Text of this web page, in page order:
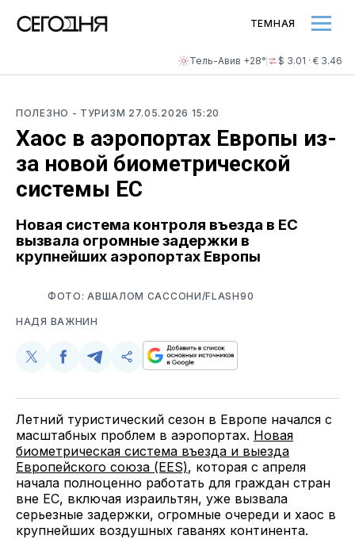
Тель-Авив +28° $ 3.01 · € 3.46
ТЕМНАЯ
ПОЛЕЗНО - ТУРИЗМ 27.05.2026 15:20
Хаос в аэропортах Европы из-
за новой биометрической
системы ЕС
Новая система контроля въезда в ЕС
вызвала огромные задержки в
крупнейших аэропортах Европы
ФОТО: АВШАЛОМ САССОНИ/FLASH90
НАДЯ ВАЖНИН
Поделиться
Twitter
Поделиться
Facebook
Поделиться
Telegram
Скопируйте
поделитесь
ссылкой
Летний туристический сезон в Европе начался с
масштабных проблем в аэропортах. Новая
биометрическая система въезда и выезда
Европейского союза (EES), которая с апреля
начала полноценно работать для граждан стран
вне ЕС, включая израильтян, уже вызвала
серьезные задержки, огромные очереди и хаос в
крупнейших воздушных гаванях континента.